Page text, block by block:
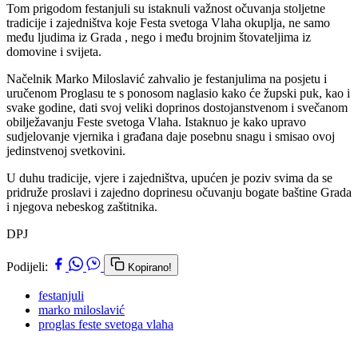
Tom prigodom festanjuli su istaknuli važnost očuvanja stoljetne
tradicije i zajedništva koje Festa svetoga Vlaha okuplja, ne samo
među ljudima iz Grada , nego i među brojnim štovateljima iz
domovine i svijeta.
Načelnik Marko Miloslavić zahvalio je festanjulima na posjetu i
uručenom Proglasu te s ponosom naglasio kako će župski puk, kao i
svake godine, dati svoj veliki doprinos dostojanstvenom i svečanom
obilježavanju Feste svetoga Vlaha. Istaknuo je kako upravo
sudjelovanje vjernika i građana daje posebnu snagu i smisao ovoj
jedinstvenoj svetkovini.
U duhu tradicije, vjere i zajedništva, upućen je poziv svima da se
pridruže proslavi i zajedno doprinesu očuvanju bogate baštine Grada
i njegova nebeskog zaštitnika.
DPJ
Podijeli: Kopirano!
festanjuli
marko miloslavić
proglas feste svetoga vlaha